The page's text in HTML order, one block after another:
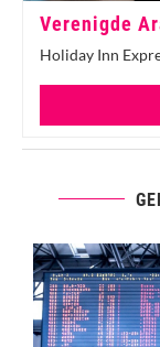
Verenigde
Holiday Inn